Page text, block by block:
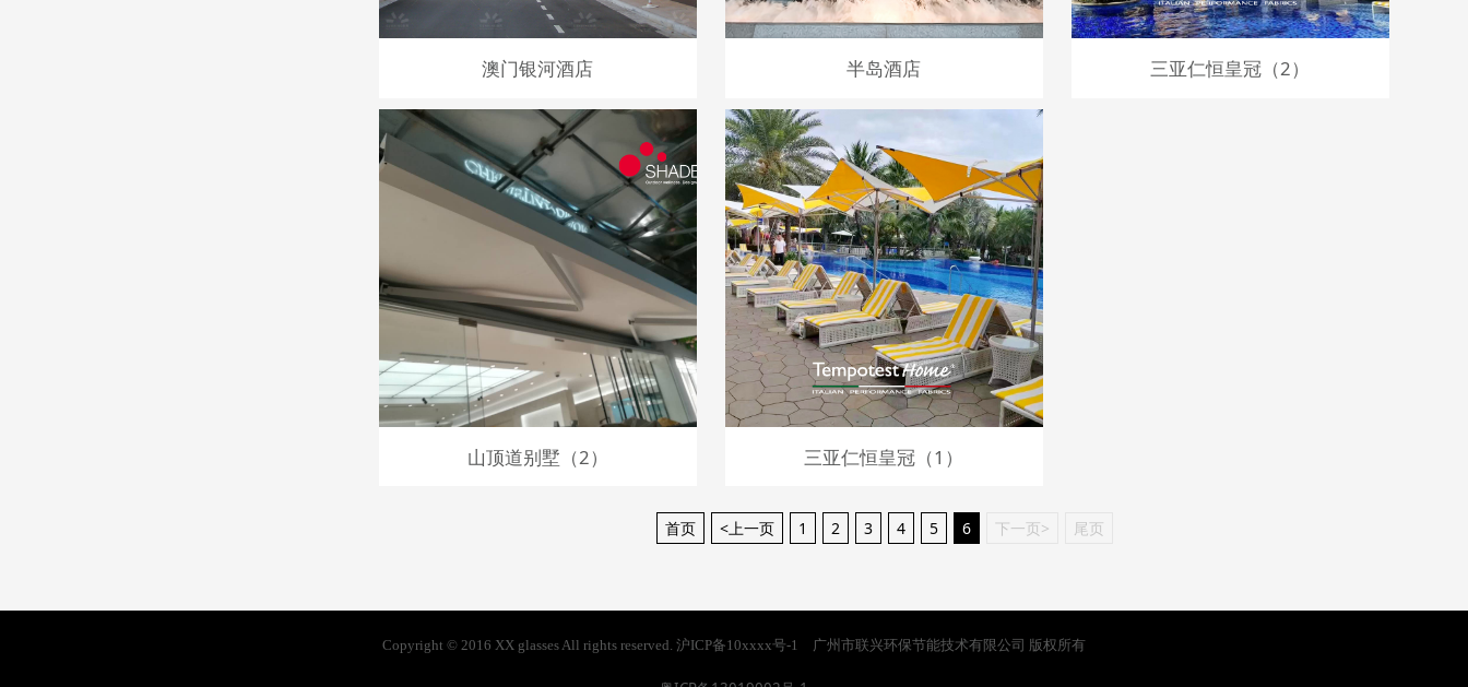
澳门银河酒店 半岛酒店 三亚仁恒皇冠（2）
山顶道别墅（2） 三亚仁恒皇冠（1）
首页 <上一页 1 2 3 4 5 6 下一页> 尾页
Copyright © 2016 XX glasses All rights reserved. 沪ICP备10xxxx号-1 广州市联兴环保节能技术有限公司 版权所有